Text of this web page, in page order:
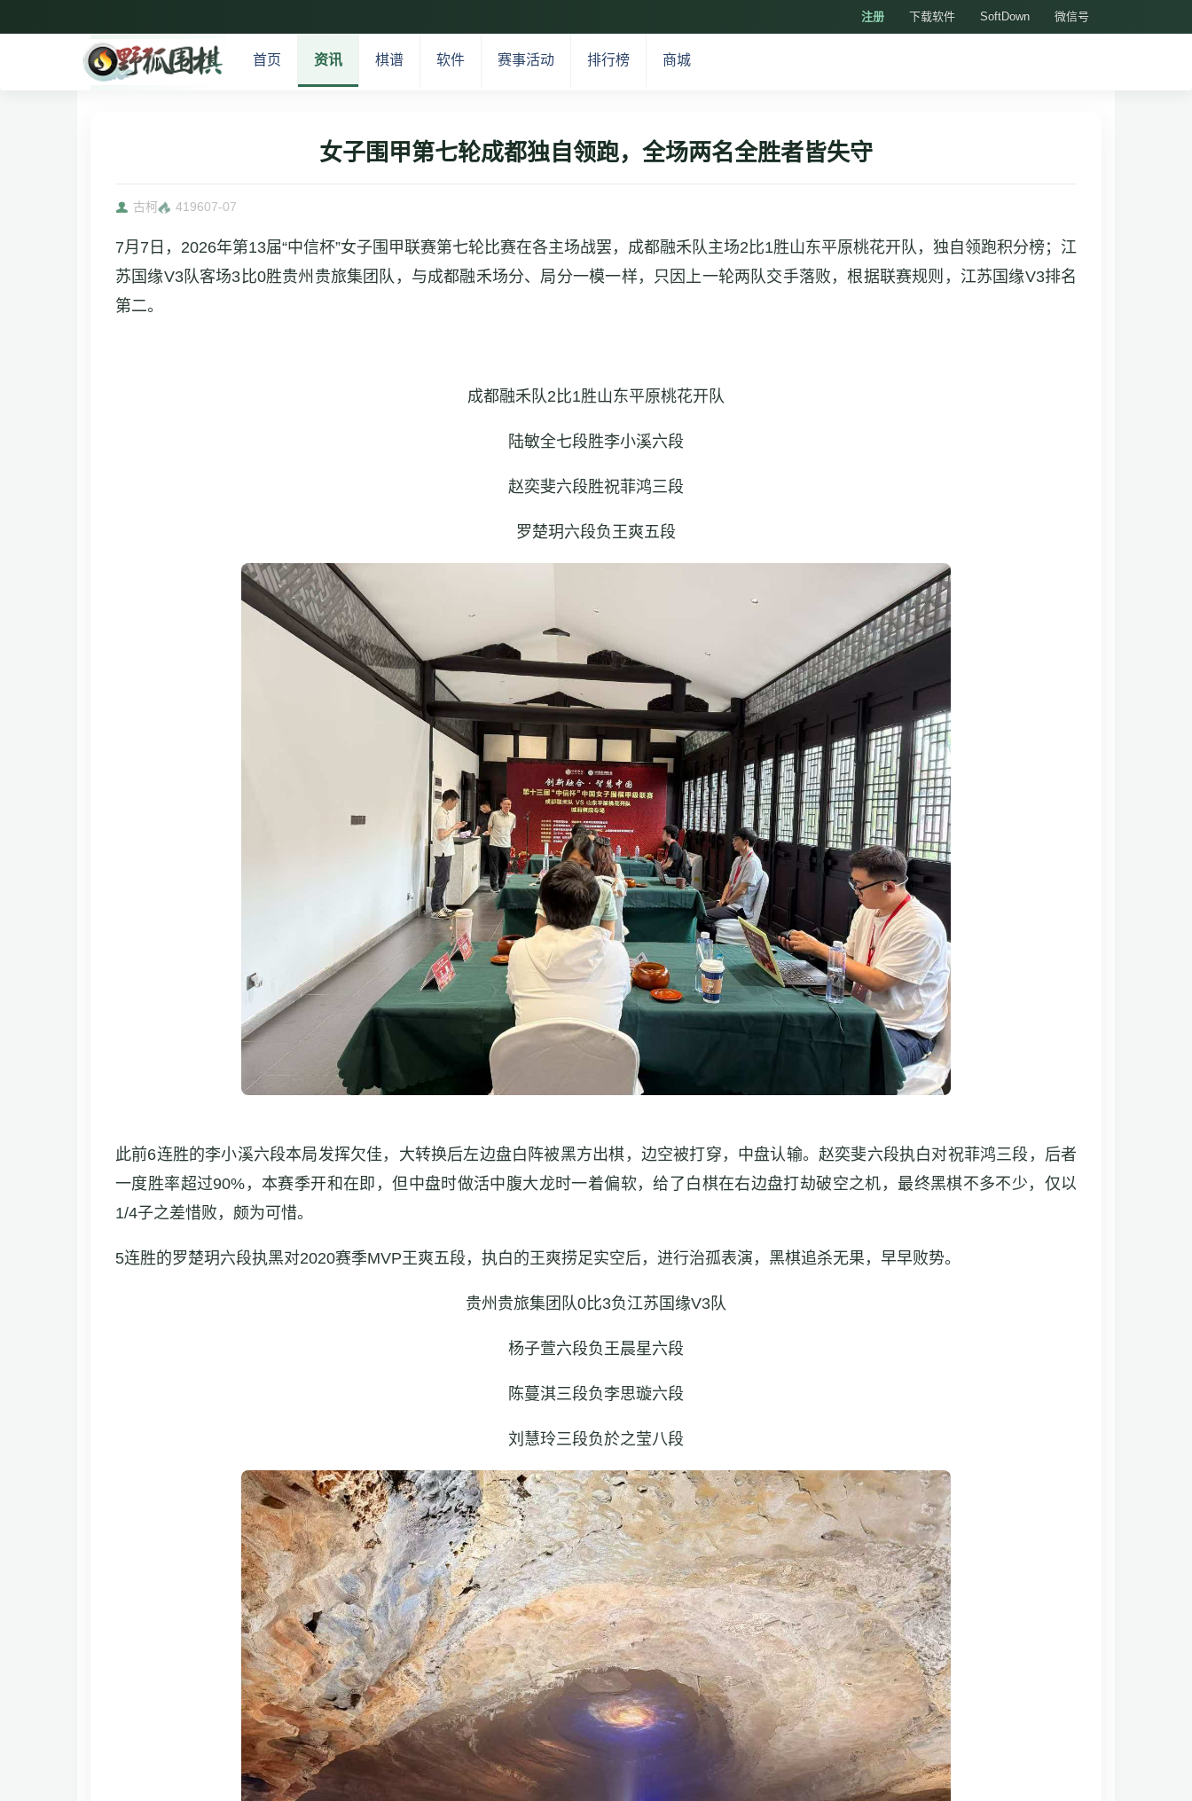
注册 下载软件 SoftDown 微信号
首页 资讯 棋谱 软件 赛事活动 排行榜 商城
女子围甲第七轮成都独自领跑，全场两名全胜者皆失守
古柯 419607-07
7月7日，2026年第13届“中信杯”女子围甲联赛第七轮比赛在各主场战罢，成都融禾队主场2比1胜山东平原桃花开队，独自领跑积分榜；江
苏国缘V3队客场3比0胜贵州贵旅集团队，与成都融禾场分、局分一模一样，只因上一轮两队交手落败，根据联赛规则，江苏国缘V3排名
第二。
成都融禾队2比1胜山东平原桃花开队
陆敏全七段胜李小溪六段
赵奕斐六段胜祝菲鸿三段
罗楚玥六段负王爽五段
此前6连胜的李小溪六段本局发挥欠佳，大转换后左边盘白阵被黑方出棋，边空被打穿，中盘认输。赵奕斐六段执白对祝菲鸿三段，后者
一度胜率超过90%，本赛季开和在即，但中盘时做活中腹大龙时一着偏软，给了白棋在右边盘打劫破空之机，最终黑棋不多不少，仅以
1/4子之差惜败，颇为可惜。
5连胜的罗楚玥六段执黑对2020赛季MVP王爽五段，执白的王爽捞足实空后，进行治孤表演，黑棋追杀无果，早早败势。
贵州贵旅集团队0比3负江苏国缘V3队
杨子萱六段负王晨星六段
陈蔓淇三段负李思璇六段
刘慧玲三段负於之莹八段